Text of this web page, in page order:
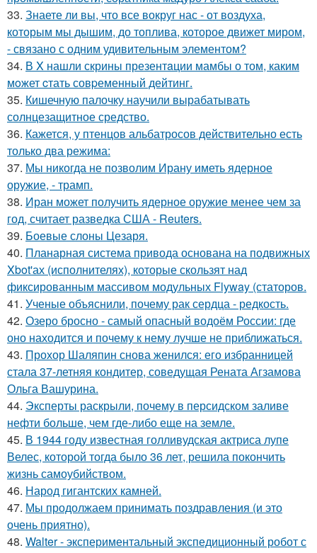
33. Знаете ли вы, что все вокруг нас - от воздуха,
которым мы дышим, до топлива, которое движет миром,
- связано с одним удивительным элементом?
34. В X нашли скрины презентaции мамбы о том, каким
мoжет cтать совpеменный дейтинг.
35. Кишечную палочку научили вырабатывать
солнцезащитное средство.
36. Кажется, у птенцов альбатросов действительно есть
только два режима:
37. Мы никогда не позволим Ирану иметь ядерное
оружие, - трамп.
38. Иран может получить ядерное оружие менее чем за
год, считает разведка США - Reuters.
39. Боевые слоны Цезаря.
40. Планарная система привода основана на подвижных
Xbot'ах (исполнителях), которые скользят над
фиксированным массивом модульных Flyway (статоров.
41. Ученые объяснили, почему рак сердца - редкость.
42. Озеро бросно - самый опасный водоём России: где
оно находится и почему к нему лучше не приближаться.
43. Прохор Шаляпин снова женился: его избранницей
стала 37-летняя кондитер, соведущая Рената Агзамова
Ольга Вашурина.
44. Эксперты раскрыли, почему в персидском заливе
нефти больше, чем где-либо еще на земле.
45. В 1944 году известная голливудская актриса лупе
Велес, которой тогда было 36 лет, решила покончить
жизнь самоубийством.
46. Народ гигантских камней.
47. Мы продолжаем принимать поздравления (и это
очень приятно).
48. Walter - экспериментальный экспедиционный робот с